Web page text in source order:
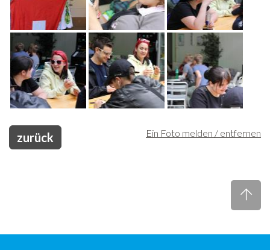
Ein Foto melden / entfernen
zurück